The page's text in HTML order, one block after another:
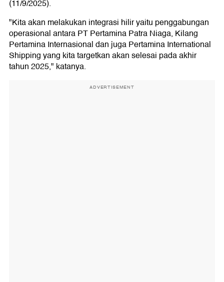
(11/9/2025).
"Kita akan melakukan integrasi hilir yaitu penggabungan
operasional antara PT Pertamina Patra Niaga, Kilang
Pertamina Internasional dan juga Pertamina International
Shipping yang kita targetkan akan selesai pada akhir
tahun 2025," katanya.
ADVERTISEMENT